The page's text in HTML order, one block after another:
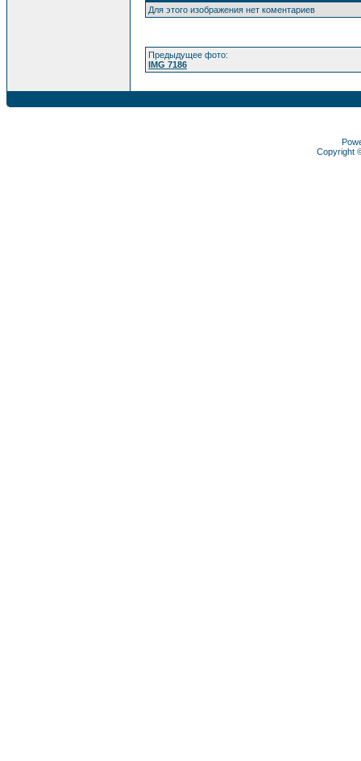
Для этого изображения нет коментариев
Предыдущее фото:
IMG 7186
Copyright